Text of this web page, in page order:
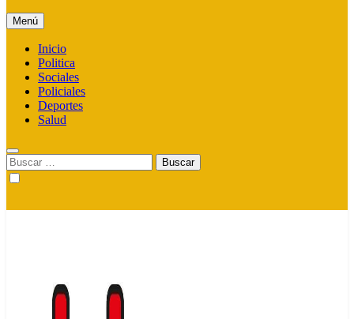
Menú
Inicio
Politica
Sociales
Policiales
Deportes
Salud
Buscar: